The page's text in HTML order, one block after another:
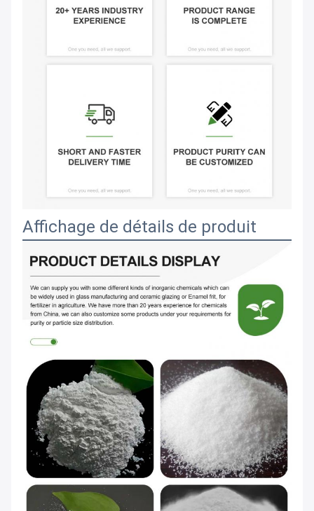
Affichage de détails de produit